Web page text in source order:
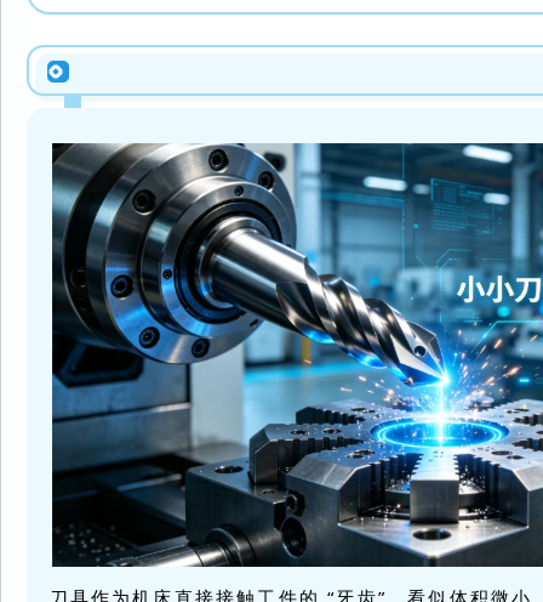
刀具作为机床直接接触工件的 “牙齿”，看似体积微